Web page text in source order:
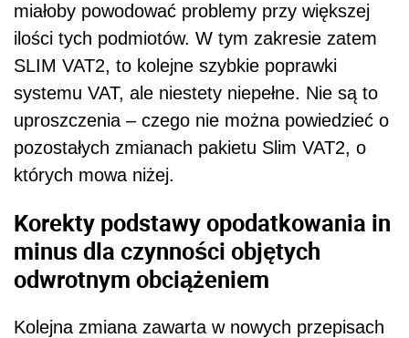
miałoby powodować problemy przy większej
ilości tych podmiotów. W tym zakresie zatem
SLIM VAT2, to kolejne szybkie poprawki
systemu VAT, ale niestety niepełne. Nie są to
uproszczenia – czego nie można powiedzieć o
pozostałych zmianach pakietu Slim VAT2, o
których mowa niżej.
Korekty podstawy opodatkowania in
minusdla czynności objętych
odwrotnym obciążeniem
Kolejna zmiana zawarta w nowych przepisach